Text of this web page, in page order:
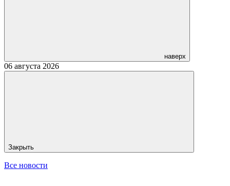
наверх
06 августа 2026
Закрыть
Все новости